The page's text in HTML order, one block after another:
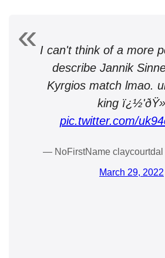
I can't think of a more
describe Jannik
Kyrgios match lmao.
king ï¿½'ðŸ»
pic.twitter.com/
— NoFirstName claycourtdal
March 29, 2022